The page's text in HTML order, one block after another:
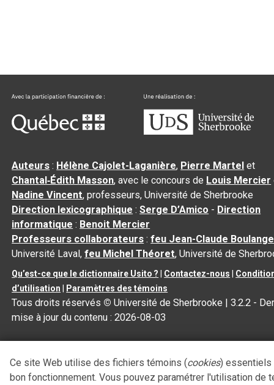
Auteurs : Hélène Cajolet-Laganière, Pierre Martel et
Chantal‑Édith Masson, avec le concours de Louis Mercier
Nadine Vincent, professeurs, Université de Sherbrooke
Direction lexicographique :Serge D’Amico - Direction
informatique : Benoit Mercier
Professeurs collaborateurs :feu Jean-Claude
Université Laval,feu Michel Théoret, Université de
Qu’est-ce que le dictionnaire Usito ? Contactez-nous
d’utilisation
Paramètres des témoins
Tous droits réservés © Université de Sherbrooke |3.2.2 -
mise à jour du contenu :2026-08-03
Ce site Web utilise des fichiers témoins (cookies) essentiels
bon fonctionnement. Vous pouvez paramétrer l'utilisation de